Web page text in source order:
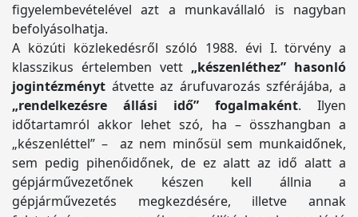
figyelembevételével azt a munkavállaló is nagyban
befolyásolhatja.
A közúti közlekedésről szóló 1988. évi I. törvény a
klasszikus értelemben vett „készenléthez” hasonló
jogintézményt átvette az árufuvarozás szférájába, a
„rendelkezésre állási idő” fogalmaként. Ilyen
időtartamról akkor lehet szó, ha – összhangban a
„készenléttel” – az nem minősül sem munkaidőnek,
sem pedig pihenőidőnek, de ez alatt az idő alatt a
gépjárművezetőnek készen kell állnia a
gépjárművezetés megkezdésére, illetve annak